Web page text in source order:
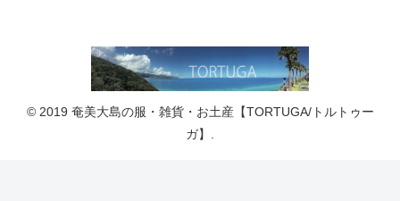
© 2019 奄美大島の服・雑貨・お土産【TORTUGA/トルトゥー
ガ】.